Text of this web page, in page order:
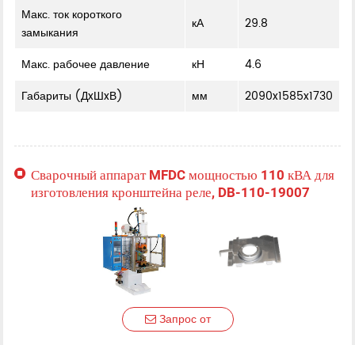
Макс. ток короткого
замыкания
кА 29.8
Макс. рабочее давление кН
4.6
Габариты (ДxШxВ)
мм 2090x1585x1730
Сварочный аппарат MFDC мощностью 110 кВА для
изготовления кронштейна реле, DB-110-19007
Запрос от